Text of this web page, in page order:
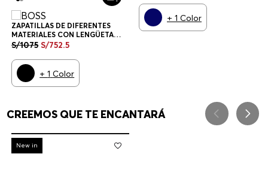
ZAPATILLAS DE DIFERENTES
MATERIALES CON LENGÜETA
TRASERA EN CONTRASTE
S/1075 S/752.5
+1 Color
+ 1 Color
CREEMOS QUE TE ENCANTARÁ
-30%
New in